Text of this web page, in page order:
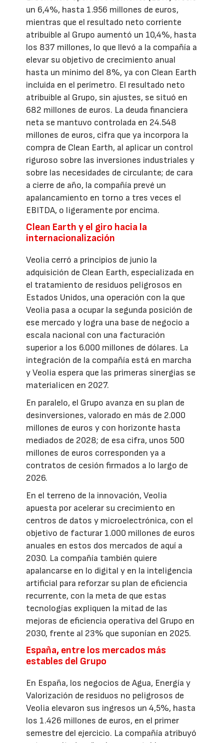
un 6,4%, hasta 1.956 millones de euros,
mientras que el resultado neto corriente
atribuible al Grupo aumentó un 10,4%, hasta
los 837 millones, lo que llevó a la compañía a
elevar su objetivo de crecimiento anual
hasta un mínimo del 8%, ya con Clean Earth
incluida en el perímetro. El resultado neto
atribuible al Grupo, sin ajustes, se situó en
682 millones de euros. La deuda financiera
neta se mantuvo controlada en 24.548
millones de euros, cifra que ya incorpora la
compra de Clean Earth, al aplicar un control
riguroso sobre las inversiones industriales y
sobre las necesidades de circulante; de cara
a cierre de año, la compañía prevé un
apalancamiento en torno a tres veces el
EBITDA, o ligeramente por encima.
Clean Earth y el giro hacia la
internacionalización
Veolia cerró a principios de junio la
adquisición de Clean Earth, especializada en
el tratamiento de residuos peligrosos en
Estados Unidos, una operación con la que
Veolia pasa a ocupar la segunda posición de
ese mercado y logra una base de negocio a
escala nacional con una facturación
superior a los 6.000 millones de dólares. La
integración de la compañía está en marcha
y Veolia espera que las primeras sinergias se
materialicen en 2027.
En paralelo, el Grupo avanza en su plan de
desinversiones, valorado en más de 2.000
millones de euros y con horizonte hasta
mediados de 2028; de esa cifra, unos 500
millones de euros corresponden ya a
contratos de cesión firmados a lo largo de
2026.
En el terreno de la innovación, Veolia
apuesta por acelerar su crecimiento en
centros de datos y microelectrónica, con el
objetivo de facturar 1.000 millones de euros
anuales en estos dos mercados de aquí a
2030. La compañía también quiere
apalancarse en lo digital y en la inteligencia
artificial para reforzar su plan de eficiencia
recurrente, con la meta de que estas
tecnologías expliquen la mitad de las
mejoras de eficiencia operativa del Grupo en
2030, frente al 23% que suponían en 2025.
España, entre los mercados más
estables del Grupo
En España, los negocios de Agua, Energía y
Valorización de residuos no peligrosos de
Veolia elevaron sus ingresos un 4,5%, hasta
los 1.426 millones de euros, en el primer
semestre del ejercicio. La compañía atribuyó